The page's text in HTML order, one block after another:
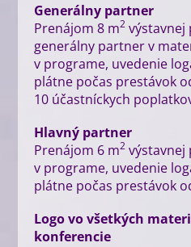
Gene­rál­ny par­tner
Pre­ná­jom 8 m2 výstav­nej
gene­rál­ny par­tner v
v prog­ra­me, uve­de­nie
plát­ne počas pre­stá­vok
10 účast­níc­kych
Hlav­ný par­tner
Pre­ná­jom 6 m2 výstav­nej
v prog­ra­me, uve­de­nie
plát­ne počas pre­stá­vok
Logo vo všet­kých
konferencie